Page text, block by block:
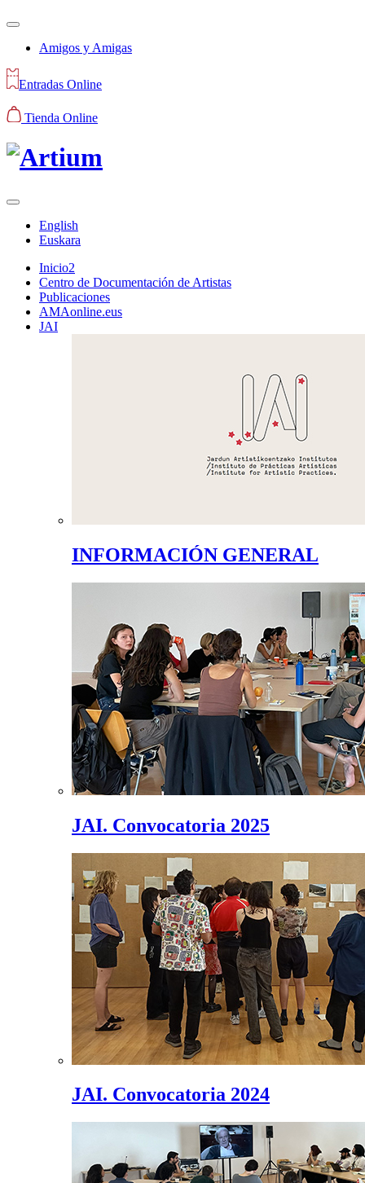
Amigos y Amigas
Entradas Online
Tienda Online
English
Euskara
Inicio2
Centro de Documentación de Artistas
Publicaciones
AMAonline.eus
JAI
INFORMACIÓN GENERAL
JAI. Convocatoria 2025
JAI. Convocatoria 2024